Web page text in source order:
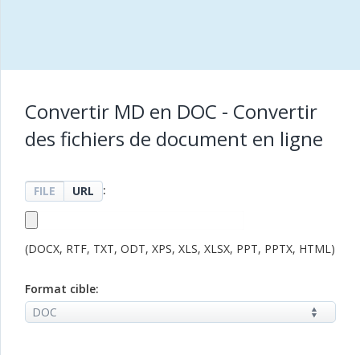
Convertir MD en DOC - Convertir
des fichiers de document en ligne
FILE URL :
(DOCX, RTF, TXT, ODT, XPS, XLS, XLSX, PPT, PPTX, HTML)
Format cible: